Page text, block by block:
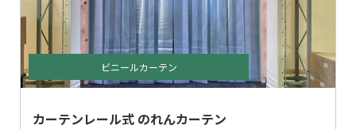
カーテンレール式 のれんカーテン
ビニールカーテン